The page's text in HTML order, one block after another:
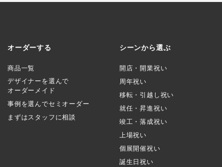
オーダーする
商品一覧
デザイナーを選んで
オーダーメイド
事例を選んでセミオーダー
まずはスタッフに相談
シーンから選ぶ
開店・開業祝い
周年祝い
移転・引越し祝い
就任・昇進祝い
竣工・落成祝い
上場祝い
個展開催祝い
誕生日祝い